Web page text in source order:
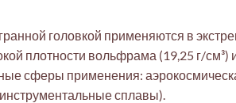
головкой применяются в
плотности вольфрама (19,25 г/
сферы применения:
сплавы).